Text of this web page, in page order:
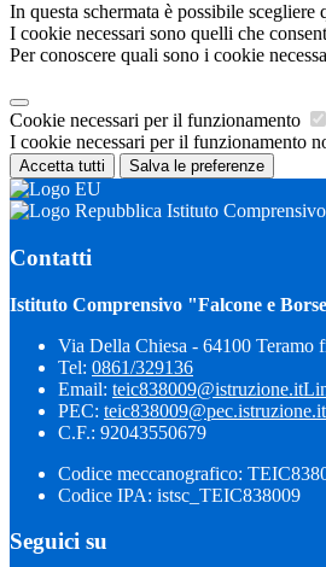
In questa schermata è possibile scegliere
I cookie necessari sono quelli che
Per conoscere quali sono i cookie
Cookie necessari per il funzionamento
I cookie necessari per il funzionamento
Accetta tutti Salva le preferenze
Istituto
Contatti
Istituto Comprensivo "Falcone e
Via Della Chiesa - 64100 Teramo
Tel: 0861/329136
Email: teic838009@istruzione.it
PEC: teic838009@pec.​istruzione.it
C.F.: 92043550679
Codice meccanografico:
Codice IPA: istsc_TEIC838009
Seguici su